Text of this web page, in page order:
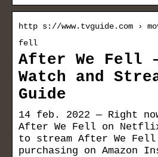
http s://www.tvguide.com ›
fell
After We Fell
Watch and
Guide
14 feb. 2022 — Right
After We Fell on
to stream After We
purchasing on Amazon